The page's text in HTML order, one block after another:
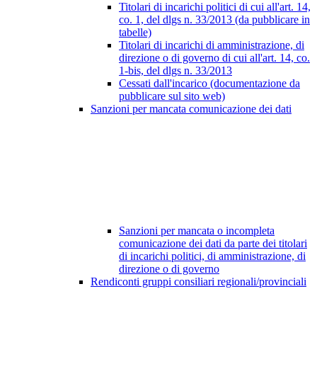
Titolari di incarichi politici di cui all'art. 14,
co. 1, del dlgs n. 33/2013 (da pubblicare in
tabelle)
Titolari di incarichi di amministrazione, di
direzione o di governo di cui all'art. 14, co.
1-bis, del dlgs n. 33/2013
Cessati dall'incarico (documentazione da
pubblicare sul sito web)
Sanzioni per mancata comunicazione dei dati
Sanzioni per mancata o incompleta
comunicazione dei dati da parte dei titolari
di incarichi politici, di amministrazione, di
direzione o di governo
Rendiconti gruppi consiliari regionali/provinciali